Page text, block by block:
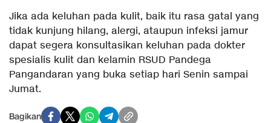
Jika ada keluhan pada kulit, baik itu rasa gatal yang
tidak kunjung hilang, alergi, ataupun infeksi jamur
dapat segera konsultasikan keluhan pada dokter
spesialis kulit dan kelamin RSUD Pandega
Pangandaran yang buka setiap hari Senin sampai
Jumat.
Bagikan